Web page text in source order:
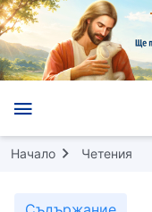
Начало Четения